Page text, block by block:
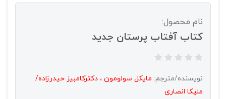
نام محصول:
کتاب آفتاب پرستان جدید
نویسنده/مترجم: مایکل سولومون ، دکترکامبیز حیدرزاده/
ملیکا انصاری